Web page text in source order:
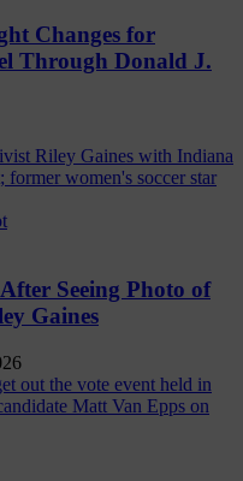
Changes for
Through Donald J.
Seeing Photo of
Gaines